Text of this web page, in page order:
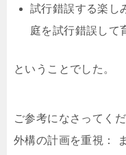
試行錯誤する楽し
庭を試行錯誤して
ということでした。
ご参考になさってくだ
外構の計画を重視：